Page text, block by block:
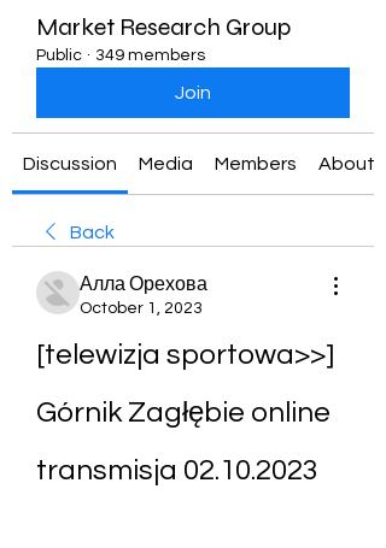
Market Research Group
Public · 349 members
Join
Discussion Media Members About
Back
Алла Орехова
October 1, 2023
[telewizja sportowa>>]
Górnik Zagłębie online
transmisja 02.10.2023